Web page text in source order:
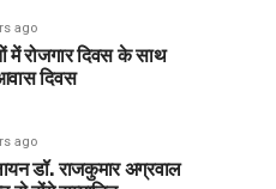
ago
में रोजगार दिवस के साथ
दिवस
ago
डॉ. राजकुमार अग्रवाल